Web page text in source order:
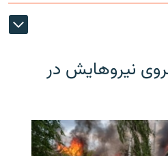
نیروهایش در